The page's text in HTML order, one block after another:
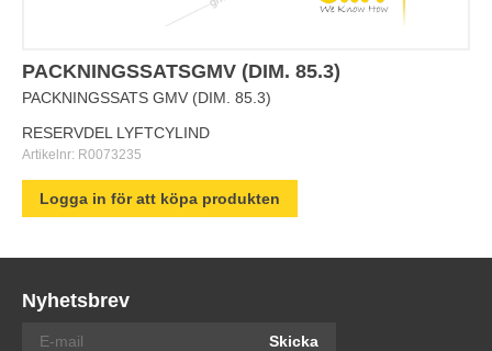
PACKNINGSSATSGMV (DIM. 85.3)
PACKNINGSSATS GMV (DIM. 85.3)
RESERVDEL LYFTCYLIND
Artikelnr: R0073235
Logga in för att köpa produkten
Nyhetsbrev
Skicka